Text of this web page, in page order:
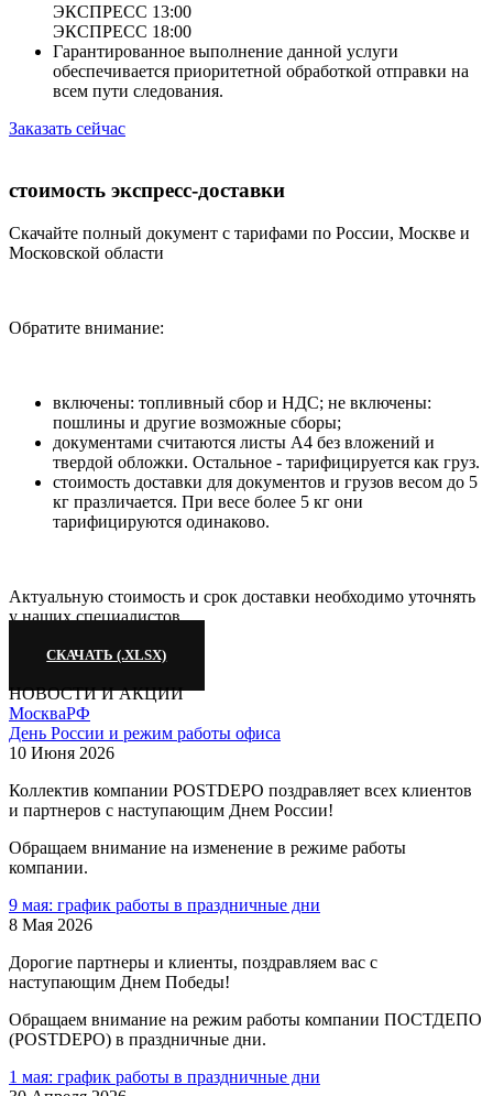
ЭКСПРЕСС 13:00
ЭКСПРЕСС 18:00
Гарантированное выполнение данной услуги
обеспечивается приоритетной обработкой отправки на
всем пути следования.
Заказать сейчас
стоимость экспресс-доставки
Скачайте полный документ с тарифами по России, Москве и
Московской области
Обратите внимание:
включены: топливный сбор и НДС; не включены:
пошлины и другие возможные сборы;
документами считаются листы А4 без вложений и
твердой обложки. Остальное - тарифицируется как груз.
стоимость доставки для документов и грузов весом до 5
кг празличается. При весе более 5 кг они
тарифицируются одинаково.
Актуальную стоимость и срок доставки необходимо уточнять
у наших специалистов.
СКАЧАТЬ (.XLSX)
НОВОСТИ И АКЦИИ
МоскваРФ
День России и режим работы офиса
10 Июня 2026
Коллектив компании POSTDEPO поздравляет всех клиентов
и партнеров с наступающим Днем России!
Обращаем внимание на изменение в режиме работы
компании.
9 мая: график работы в праздничные дни
8 Мая 2026
Дорогие партнеры и клиенты, поздравляем вас с
наступающим Днем Победы!
Обращаем внимание на режим работы компании ПОСТДЕПО
(POSTDEPO) в праздничные дни.
1 мая: график работы в праздничные дни